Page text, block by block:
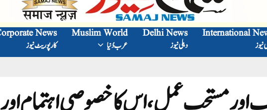
International
نیوز
Delhi News
دہلی نیوز
Muslim World
عرب دُنیا
News
کارپوریٹ نیوز